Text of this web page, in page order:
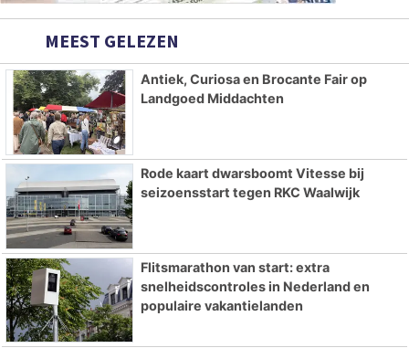
MEEST GELEZEN
Antiek, Curiosa en Brocante Fair op
Landgoed Middachten
Rode kaart dwarsboomt Vitesse bij
seizoensstart tegen RKC Waalwijk
Flitsmarathon van start: extra
snelheidscontroles in Nederland en
populaire vakantielanden